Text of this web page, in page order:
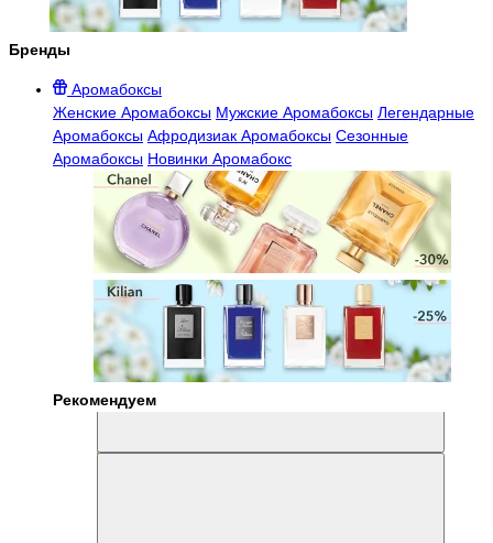
Бренды
Аромабоксы
Женские Аромабоксы Мужские Аромабоксы Легендарные
Аромабоксы Афродизиак Аромабоксы Сезонные
Аромабоксы Новинки Аромабокс
Рекомендуем